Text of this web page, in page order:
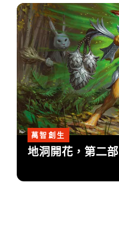
萬智創生
地洞開花，第二部